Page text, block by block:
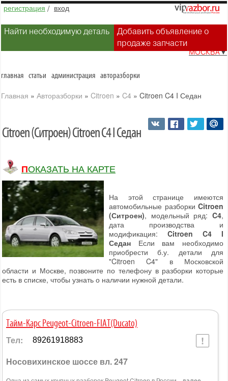
регистрация / вход
Найти необходимую деталь
Добавить объявление о
продаже запчасти
МОСКВА▼
главная статьи администрация авторазборки
Главная » Авторазборки » Citroen » C4 » Citroen C4 I Седан
Citroen (Ситроен) Citroen C4 I Седан
ПОКАЗАТЬ НА КАРТЕ
На этой странице имеются
автомобильные разборки Citroen
(Ситроен), модельный ряд: C4,
дата производства и
модификация: Citroen C4 I
Седан Если вам необходимо
приобрести б.у. детали для
"Citroen C4" в Московской
области и Москве, позвоните по телефону в разборки которые
есть в списке, чтобы узнать о наличии нужной детали.
Тайм-Карс Peugeot-Citroen-FIAT(Ducato)
Тел: 89261918883
Носовихинское шоссе вл. 247